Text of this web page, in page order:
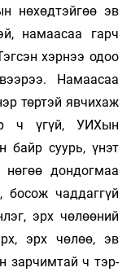
нөхөдтэйгөө эв
намаасаа гарч
хэрнээ одоо
Намаасаа
төртэй явчихаж
ч үгүй, УИХын
байр суурь, үнэт
нөгөө дондогмаа
босож чаддаггүй
эрх чөлөөний
эрх чөлөө, эв
зарчимтай ч тэр­